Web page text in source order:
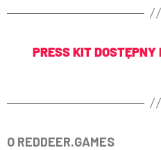
PRESS KIT
O REDDEER.GAMES